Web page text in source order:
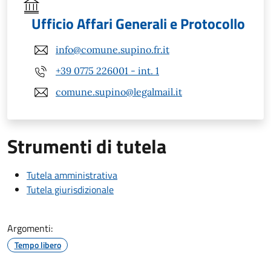
Ufficio Affari Generali e Protocollo
info@comune.supino.fr.it
+39 0775 226001 - int. 1
comune.supino@legalmail.it
Strumenti di tutela
Tutela amministrativa
Tutela giurisdizionale
Argomenti:
Tempo libero